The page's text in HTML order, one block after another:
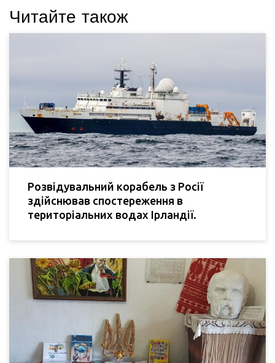
Читайте також
Розвідувальний корабель з Росії
здійснював спостереження в
територіальних водах Ірландії.